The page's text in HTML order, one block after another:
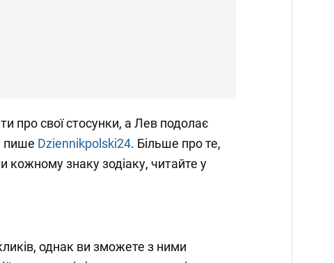
про свої стосунки, а Лев подолає
пише Dziennikpolski24. Більше про те,
кожному знаку зодіаку, читайте у
однак ви зможете з ними